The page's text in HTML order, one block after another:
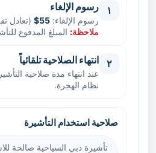
١ رسوم الإلغاء
رسوم الإلغاء: 55$ (تعادل
ملاحظة: المبلغ المدفوع
٢ انتهاء الصلاحية تلقائياً
عند انتهاء مدة صلاحية
نظام الهجرة.
صلاحية استخدام التأشيرة
تأشيرة دبي السياحية صالحة